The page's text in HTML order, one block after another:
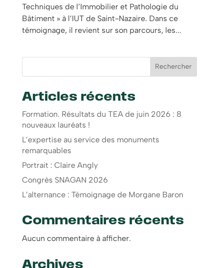
Techniques de l’Immobilier et Pathologie du
Bâtiment » à l’IUT de Saint-Nazaire. Dans ce
témoignage, il revient sur son parcours, les...
Rechercher
Articles récents
Formation. Résultats du TEA de juin 2026 : 8
nouveaux lauréats !
L’expertise au service des monuments
remarquables
Portrait : Claire Angly
Congrès SNAGAN 2026
L’alternance : Témoignage de Morgane Baron
Commentaires récents
Aucun commentaire à afficher.
Archives